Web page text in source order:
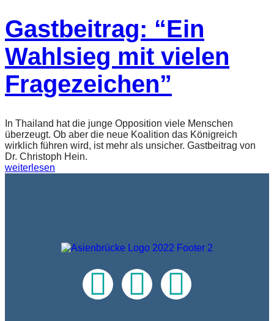
Gastbeitrag: “Ein
Wahlsieg mit vielen
Fragezeichen”
In Thailand hat die junge Opposition viele Menschen
überzeugt. Ob aber die neue Koalition das Königreich
wirklich führen wird, ist mehr als unsicher. Gastbeitrag von
Dr. Christoph Hein.
weiterlesen